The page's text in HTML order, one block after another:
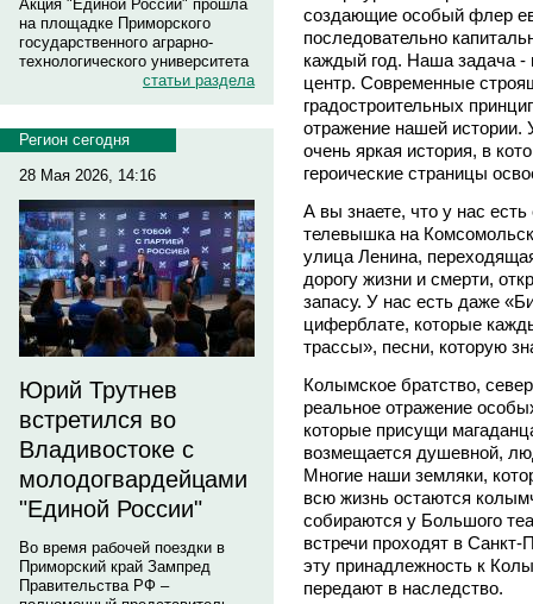
Акция "Единой России" прошла
на площадке Приморского
государственного аграрно-
технологического университета
статьи раздела
Регион сегодня
28 Мая 2026, 14:16
Юрий Трутнев
встретился во
Владивостоке с
молодогвардейцами
"Единой России"
Во время рабочей поездки в
Приморский край Зампред
Правительства РФ –
создающие особый флер
последовательно
каждый год. Наша задача -
центр. Современные
градостроительных
отражение нашей истории.
очень яркая история, в
героические страницы
А вы знаете, что у нас
телевышка на
улица Ленина,
дорогу жизни и смерти,
запасу. У нас есть даже
циферблате, которые
трассы», песни, которую
Колымское братство,
реальное отражение
которые присущи
возмещается душевной,
Многие наши земляки,
всю жизнь остаются
собираются у Большого
встречи проходят в
эту принадлежность к
передают в наследство.